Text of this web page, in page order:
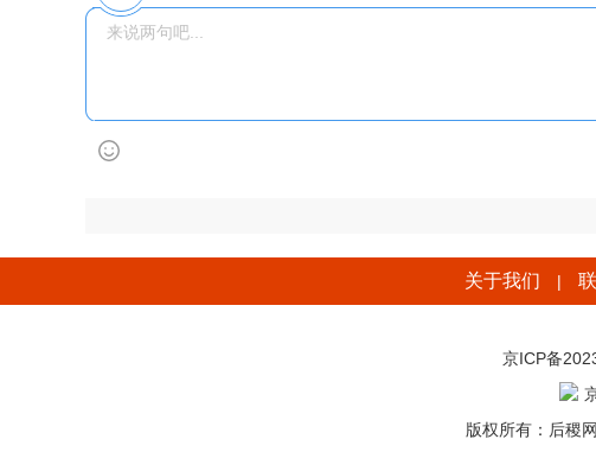
关于我们 |
京ICP备
版权所有：后稷